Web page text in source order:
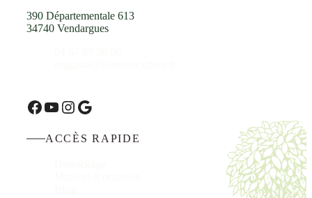
390 Départementale 613
34740 Vendargues
Facebook
YouTube
Instagram
Google
ACCÈS RAPIDE